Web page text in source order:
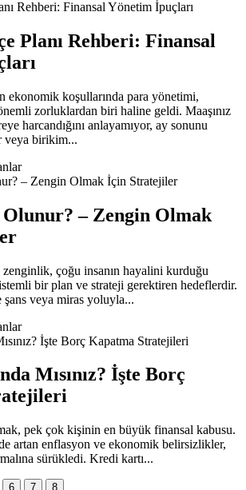
Planı Rehberi: Finansal
ekonomik koşullarında para yönetimi,
zorluklardan biri haline geldi. Maaşınız
harcandığını anlayamıyor, ay sonunu
veya birikim...
Olunur? – Zengin Olmak
çoğu insanın hayalini kurduğu
bir plan ve strateji gerektiren hedeflerdir.
şans veya miras yoluyla...
Mısınız? İşte Borç
pek çok kişinin en büyük finansal kabusu.
artan enflasyon ve ekonomik belirsizlikler,
sürükledi. Kredi kartı...
6 7 8